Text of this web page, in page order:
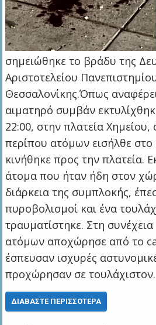
σημειώθηκε το βράδυ της
Αριστοτελείου
Θεσσαλονίκης.Όπως
αιματηρό συμβάν
22:00, στην πλατεία
περίπου ατόμων εισήλθε στο
κινήθηκε προς την πλατεία.
άτομα που ήταν ήδη στον
διάρκεια της συμπλοκής,
πυροβολισμοί και ένα
τραυματίστηκε. Στη
ατόμων αποχώρησε από το
έσπευσαν ισχυρές
προχώρησαν σε
ΔΙΑΒΆΣΤΕ ΠΕΡΙΣΣΌΤΕΡΑ